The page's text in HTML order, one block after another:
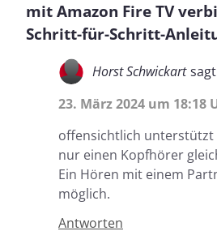
mit Amazon Fire TV
Schritt-für-Schritt-
Horst Schwickart
23. März 2024 um 18:18
offensichtlich unterstützt
nur einen Kopfhörer
Ein Hören mit einem
möglich.
Antworten